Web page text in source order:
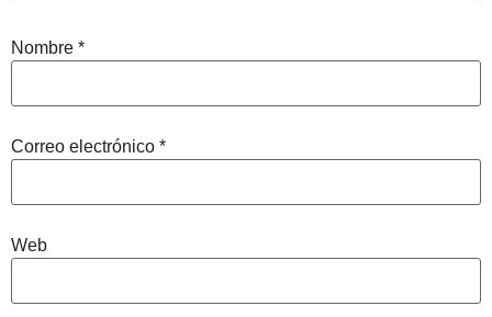
Nombre *
Correo electrónico *
Web